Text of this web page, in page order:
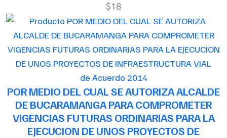
$18
de Acuerdo 2014
POR MEDIO DEL CUAL SE AUTORIZA ALCALDE
DE BUCARAMANGA PARA COMPROMETER
VIGENCIAS FUTURAS ORDINARIAS PARA LA
EJECUCION DE UNOS PROYECTOS DE